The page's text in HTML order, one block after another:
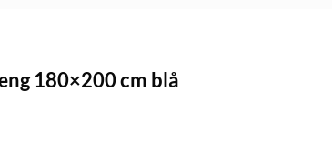
180×200 cm blå